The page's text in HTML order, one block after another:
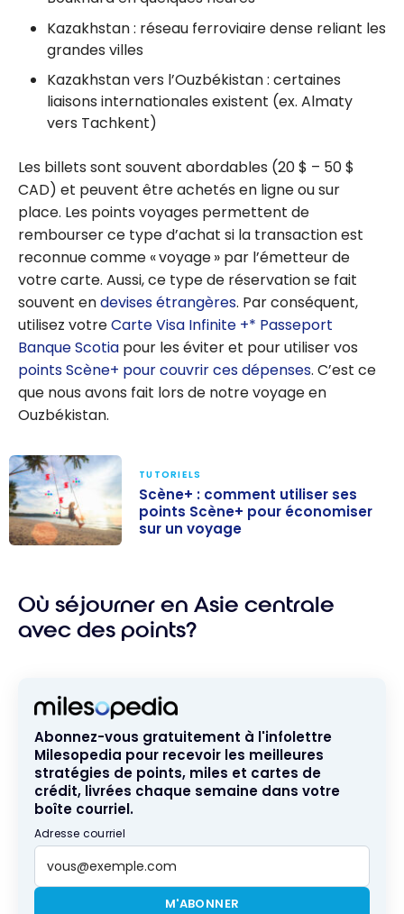
première
année!
Kazakhstan : réseau ferroviaire dense reliant les
grandes villes
Kazakhstan vers l’Ouzbékistan : certaines
liaisons internationales existent (ex. Almaty
vers Tachkent)
Les billets sont souvent abordables (20 $ – 50 $
CAD) et peuvent être achetés en ligne ou sur
place. Les points voyages permettent de
rembourser ce type d’achat si la transaction est
reconnue comme « voyage » par l’émetteur de
votre carte. Aussi, ce type de réservation se fait
souvent endevises étrangères. Par conséquent,
utilisez votreCarte Visa Infinite +* Passeport
Banque Scotia pour les éviter et pour utiliser vos
points Scène+ pour couvrir ces dépenses. C’est ce
que nous avons fait lors de notre voyage en
Ouzbékistan.
utiliser ses
points Scène+
un voyage
TUTORIELS
Scène+ : comment utiliser ses
points Scène+ pour économiser
sur un voyage
Où séjourner en Asie centrale
avec des points?
Abonnez-vous gratuitement à l'infolettre
Milesopedia pour recevoir les meilleures
stratégies de points, miles et cartes de
crédit, livrées chaque semaine dans votre
boîte courriel.
Adresse courriel
M'ABONNER